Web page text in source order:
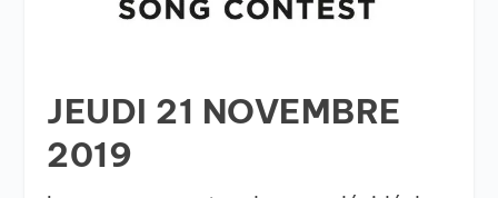
JEUDI 21 NOVEMBRE
2019